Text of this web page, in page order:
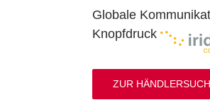
Globale
Knopfdruck
ZUR